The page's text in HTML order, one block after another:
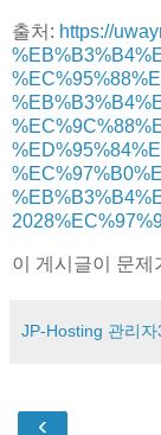
출처: https://
이 게시글이 문제
JP-Hosting 관리자
‹